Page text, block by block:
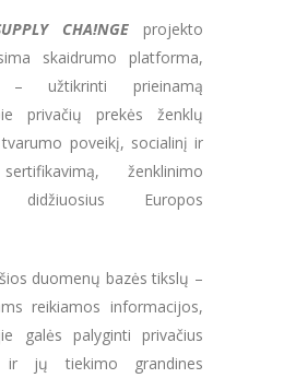
CHA!NGE projekto
skaidrumo platforma,
užtikrinti prieinamą
privačių prekės ženklų
poveikį, socialinį ir
ženklinimo
Europos
duomenų bazės tikslų –
reikiamos informacijos,
galės palyginti privačius
ir jų tiekimo grandines